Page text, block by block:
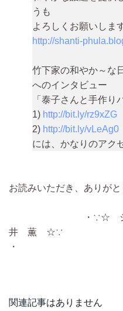
うも
よろしくお願いしま
http://shanti-
竹下家の和やか～な
へのインタビュー
「泰子さんと手作り
1) http://bit.ly/rz9xZG
2) http://bit.ly/vLeAg0
には、かなりのアク
お読みいただき、ありがと
・∵☆ シャン
井 薫 ☆∵
・
関連記事はありません